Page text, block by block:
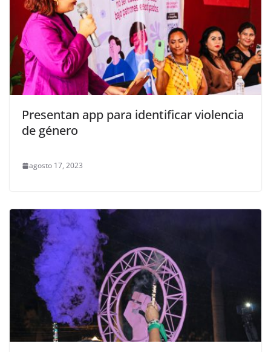
Presentan app para identificar violencia
de género
agosto 17, 2023